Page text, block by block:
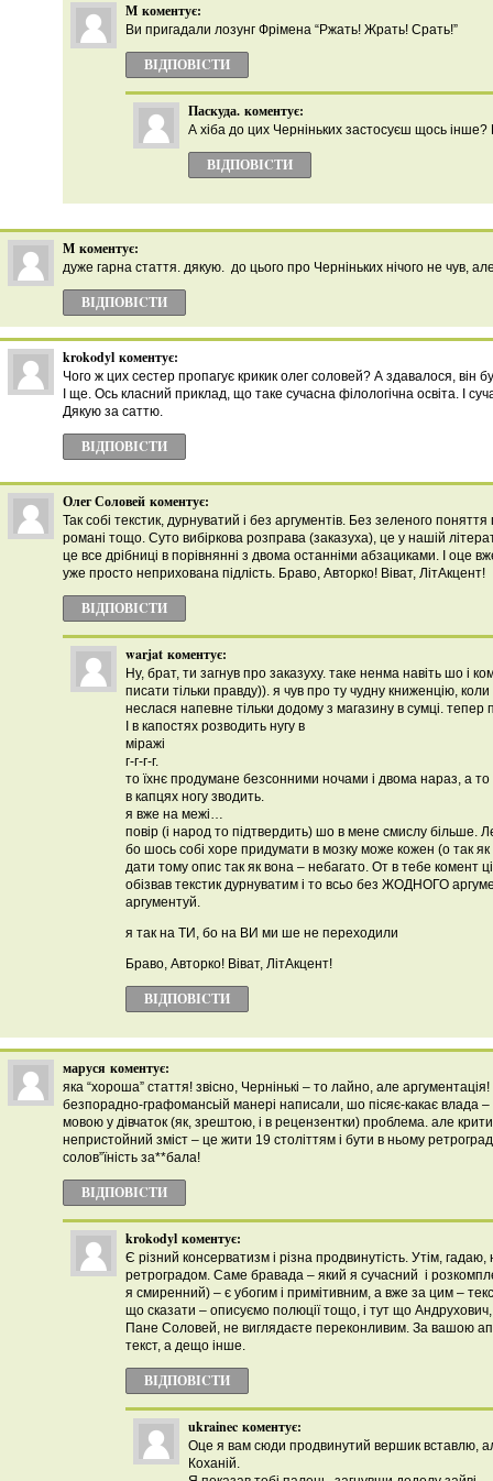
М коментує:
Ви пригадали лозунг Фрімена “Ржать! Жрать! Срать!”
ВІДПОВІCТИ
Паскуда. коментує:
А хіба до цих Черніньких застосуєш щось
ВІДПОВІCТИ
М коментує:
дуже гарна стаття. дякую. до цього про Черніньких нічого не чув,
ВІДПОВІCТИ
krokodyl коментує:
Чого ж цих сестер пропагує крикик олег соловей? А здавалося, він
І ще. Ось класний приклад, що таке сучасна філологічна освіта. І
Дякую за саттю.
ВІДПОВІCТИ
Олег Соловей коментує:
Так собі текстик, дурнуватий і без аргументів. Без зеленого
романі тощо. Суто вибіркова розправа (заказуха), це у нашій
це все дрібниці в порівнянні з двома останніми абзациками. І оце
уже просто неприхована підлість. Браво, Авторко! Віват, ЛітАкцент!
ВІДПОВІCТИ
warjat коментує:
Ну, брат, ти загнув про заказуху. таке ненма навіть шо і
писати тільки правду)). я чув про ту чудну книженцію,
неслася напевне тільки додому з магазину в сумці. тепер
І в капостях розводить нугу в
міражі
г-г-г-г.
то їхнє продумане безсонними ночами і двома нараз, а
в капцях ногу зводить.
я вже на межі…
повір (і народ то підтвердить) шо в мене смислу більше.
бо шось собі хоре придумати в мозку може кожен (о так як
дати тому опис так як вона – небагато. От в тебе комент
обізвав текстик дурнуватим і то всьо без ЖОДНОГО
аргументуй.
я так на ТИ, бо на ВИ ми ше не переходили
Браво, Авторко! Віват, ЛітАкцент!
ВІДПОВІCТИ
маруся коментує:
яка “хороша” стаття! звісно, Чернінькі – то лайно, але
безпорадно-графомансьій манері написали, шо пісяє-какає влада –
мовою у дівчаток (як, зрештою, і в рецензентки) проблема. але
непристойний зміст – це жити 19 століттям і бути в ньому
солов”їність за**бала!
ВІДПОВІCТИ
krokodyl коментує:
Є різний консерватизм і різна продвинутість. Утім,
ретроградом. Саме бравада – який я сучасний і
я смиренний) – є убогим і примітивним, а вже за цим –
що сказати – описуємо полюції тощо, і тут що
Пане Соловей, не виглядаєте переконливим. За вашою
текст, а дещо інше.
ВІДПОВІCТИ
ukrainec коментує:
Оце я вам сюди продвинутий вершик вставлю,
Коханій.